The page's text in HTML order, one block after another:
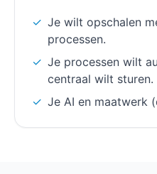
✓ Je wilt opschalen
processen.
✓ Je processen wilt
centraal wilt sturen.
✓ Je AI en maatwerk